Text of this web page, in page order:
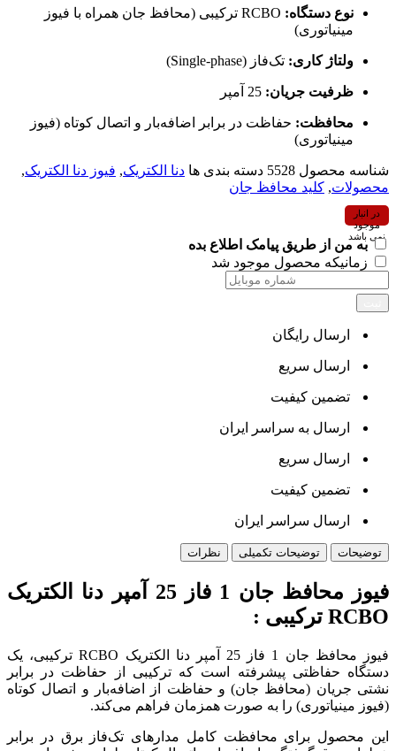
نوع دستگاه:
RCBO ترکیبی (محافظ جان همراه با فیوز
مینیاتوری)
ولتاژ کاری: تک‌فاز (Single-phase)
ظرفیت جریان:
محافظت: حفاظت در برابر اضافه‌بار و اتصال کوتاه (فیوز
مینیاتوری)
شناسه محصول 5528 دسته بندی ها دنا الکتریک, فیوز دنا الکتریک,
محصولات, کلید محافظ جان
در انبار
موجود
نمی باشد
به من از طریق پیامک اطلاع بده
زمانیکه محصول موجود شد
ارسال رایگان
ارسال سریع
تضمین کیفیت
ارسال به سراسر ایران
ارسال سریع
تضمین کیفیت
ارسال سراسر ایران
توضیحات توضیحات تکمیلی نظرات
فیوز محافظ جان 1 فاز 25 آمپر دنا الکتریک
RCBO ترکیبی :
فیوز محافظ جان 1 فاز 25 آمپر دنا الکتریک RCBO ترکیبی، یک
دستگاه حفاظتی پیشرفته است که ترکیبی از حفاظت در برابر
نشتی جریان (محافظ جان) و حفاظت از اضافه‌بار و اتصال کوتاه
(فیوز مینیاتوری) را به صورت همزمان فراهم می‌کند.
این محصول برای محافظت کامل مدارهای تک‌فاز برق در برابر